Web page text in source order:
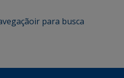
ir para busca